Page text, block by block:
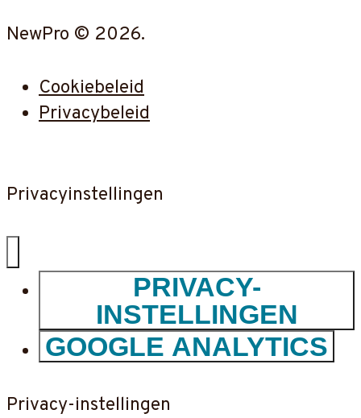
NewPro © 2026.
Cookiebeleid
Privacybeleid
Privacyinstellingen
PRIVACY-
INSTELLINGEN
GOOGLE ANALYTICS
Privacy-instellingen